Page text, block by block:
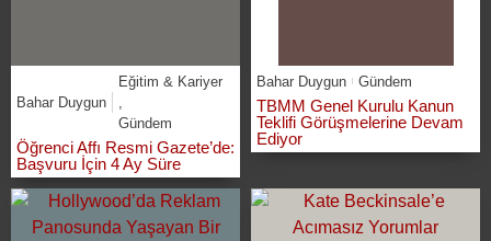
Bahar Duygun
Eğitim & Kariyer
Gündem
Öğrenci Affı Resmi Gazete’de:
Başvuru İçin 4 Ay Süre
Bahar Duygun Gündem
TBMM Genel Kurulu Kanun
Teklifi Görüşmelerine Devam
Ediyor